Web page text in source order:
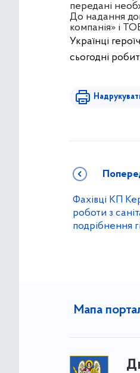
передані
До надання
компанія» і
Українці
сьогодні
Фахівці КП
роботи з
подрібнення
Мапа